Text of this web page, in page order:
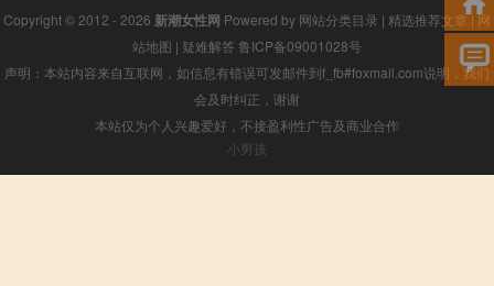
Copyright © 2012 - 2026 新潮女性网 Powered by 网站分类目录 | 精选推荐文章|网
站地图 | 疑难解答 鲁ICP备09001028号
声明：本站内容来自互联网，如信息有错误可发邮件到f_fb#foxmail.com说明，我们
会及时纠正，谢谢
本站仅为个人兴趣爱好，不接盈利性广告及商业合作
小男孩